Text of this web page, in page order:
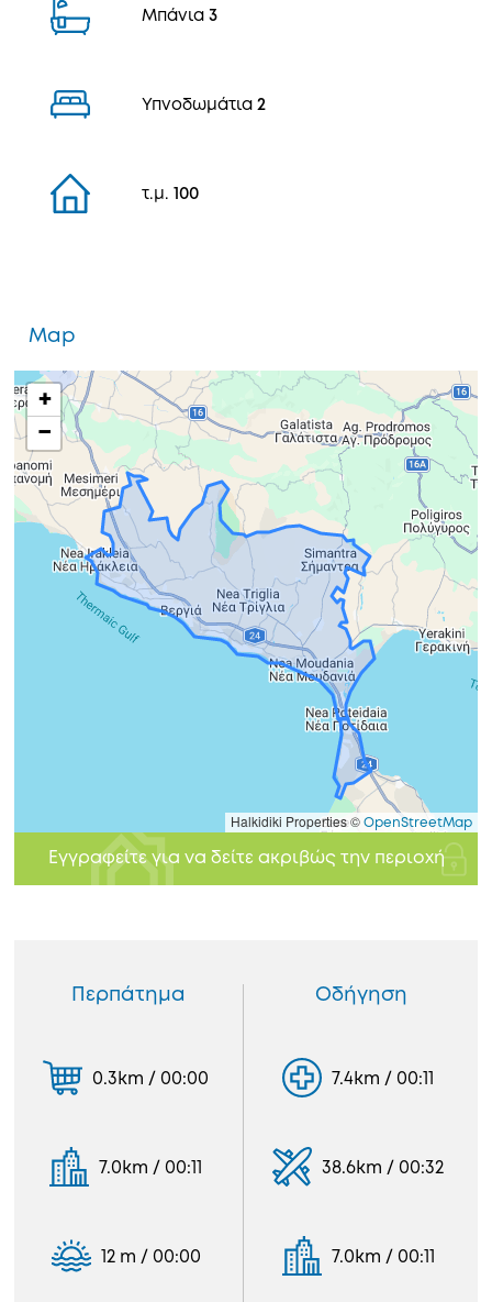
Μπάνια 3
Υπνοδωμάτια 2
τ.μ. 100
Map
+
−
Halkidiki Properties © OpenStreetMap
Εγγραφείτε για να δείτε ακριβώς την περιοχή
Περπάτημα
0.3km / 00:00
7.0km / 00:11
12 m / 00:00
Οδήγηση
7.4km / 00:11
38.6km / 00:32
7.0km / 00:11